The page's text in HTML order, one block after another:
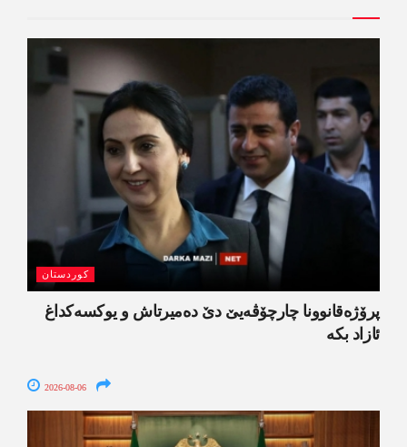
کوردستان
پرۆژەقانوونا چارچۆڤەیێ دێ دەمیرتاش و یوکسەکداغ
ئازاد بکە
2026-08-06